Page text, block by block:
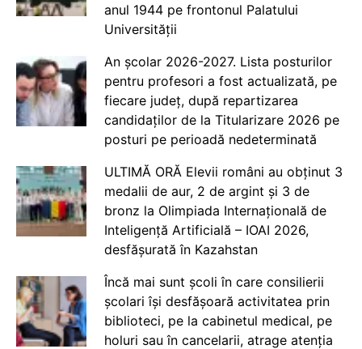
anul 1944 pe frontonul Palatului
Universității
An școlar 2026-2027. Lista posturilor
pentru profesori a fost actualizată, pe
fiecare județ, după repartizarea
candidaților de la Titularizare 2026 pe
posturi pe perioadă nedeterminată
ULTIMĂ ORĂ Elevii români au obținut 3
medalii de aur, 2 de argint și 3 de
bronz la Olimpiada Internațională de
Inteligență Artificială – IOAI 2026,
desfășurată în Kazahstan
Încă mai sunt școli în care consilierii
școlari își desfășoară activitatea prin
biblioteci, pe la cabinetul medical, pe
holuri sau în cancelarii, atrage atenția